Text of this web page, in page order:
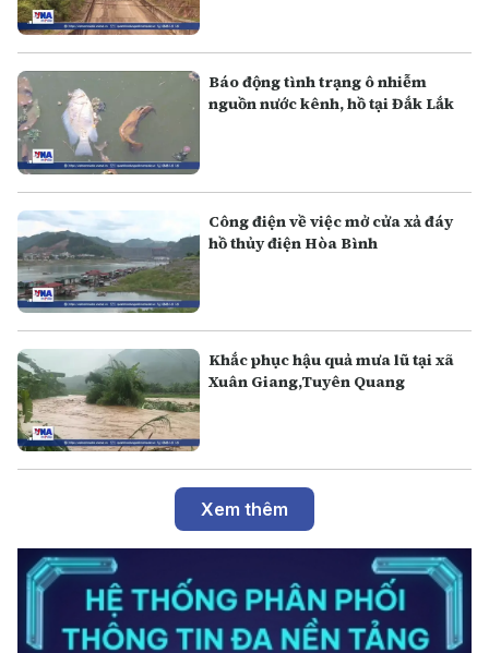
Báo động tình trạng ô nhiễm
nguồn nước kênh, hồ tại Đắk Lắk
Công điện về việc mở cửa xả đáy
hồ thủy điện Hòa Bình
Khắc phục hậu quả mưa lũ tại xã
Xuân Giang,Tuyên Quang
Xem thêm